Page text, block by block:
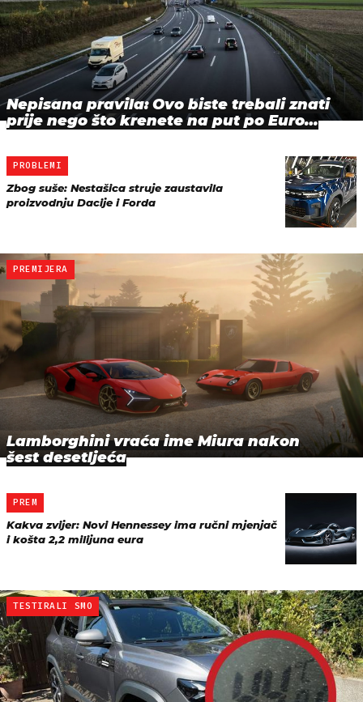
Nepisana pravila: Ovo biste trebali znati
prije nego što krenete na put po Euro…
PROBLEMI
Zbog suše: Nestašica struje zaustavila
proizvodnju Dacije i Forda
PREMIJERA
Lamborghini vraća ime Miura nakon
šest desetljeća
PREM
Kakva zvijer: Novi Hennessey ima ručni mjenjač
i košta 2,2 milijuna eura
TESTIRALI SMO